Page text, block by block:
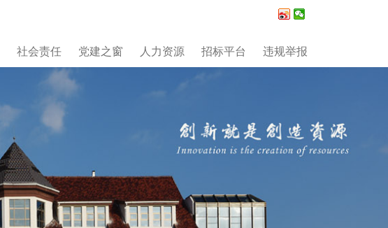
社会责任 党建之窗 人力资源 招标平台 违规举报